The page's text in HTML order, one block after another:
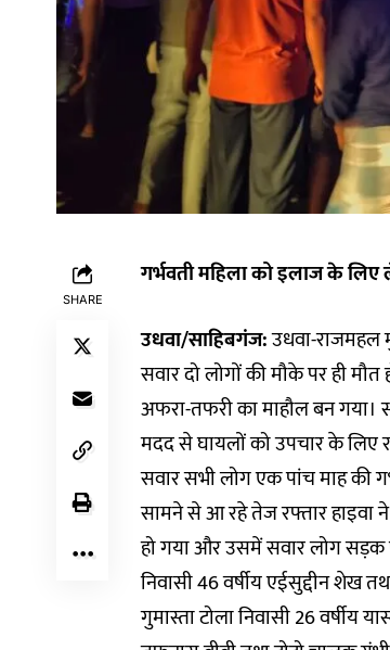
SHARE
गर्भवती महिला को इलाज के
उधवा/साहिबगंज:उधवा-राजमहल
सवार दो लोगों की मौके पर ही
अफरा-तफरी का माहौल बन गया।
मदद से घायलों को उपचार के लिए
सवार सभी लोग एक पांच माह की
सामने से आ रहे तेज रफ्तार हाइवा ने
हो गया और उसमें सवार लोग सड़क
निवासी 46 वर्षीय एईसुद्दीन शेख
गुमास्ता टोला निवासी 26 वर्षीय